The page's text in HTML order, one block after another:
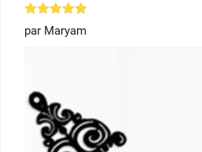
Note
sur 5
par Maryam